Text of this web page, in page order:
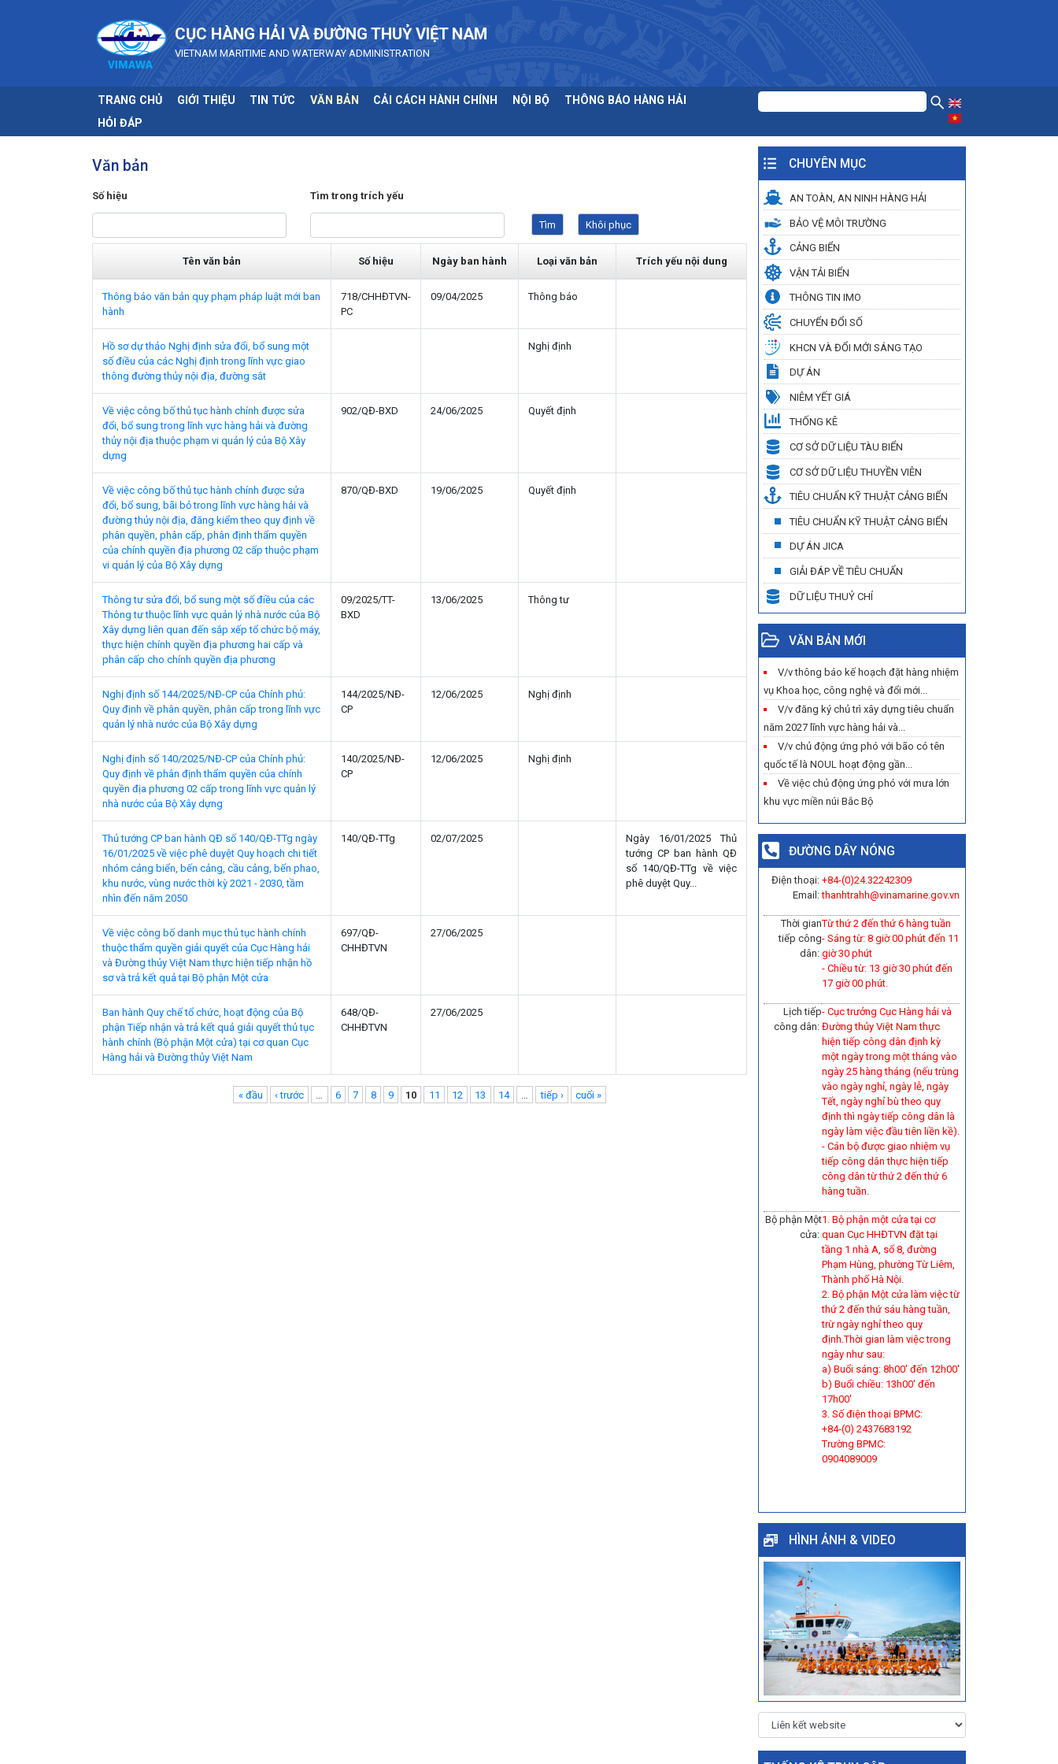
CỤC HÀNG HẢI VÀ ĐƯỜNG THUỶ VIỆT NAM
VIETNAM MARITIME AND WATERWAY ADMINISTRATION
TRANG CHỦ GIỚI THIỆU TIN TỨC VĂN BẢN CẢI CÁCH HÀNH CHÍNH NỘI BỘ
THÔNG BÁO HÀNG HẢI
HỎI ĐÁP
Văn bản
Số hiệu Tìm trong trích yếu
Tên văn bản Số hiệu Ngày ban hành Loại văn bản Trích yếu nội dung
Thông báo văn bản quy phạm pháp luật mới ban
hành
718/CHHĐTVN-
PC
09/04/2025 Thông báo
Hồ sơ dự thảo Nghị định sửa đổi, bổ sung một
số điều của các Nghị định trong lĩnh vực giao
thông đường thủy nội địa, đường sắt
Nghị định
Về việc công bố thủ tục hành chính được sửa
đổi, bổ sung trong lĩnh vực hàng hải và đường
thủy nội địa thuộc phạm vi quản lý của Bộ Xây
dựng
902/QĐ-BXD 24/06/2025 Quyết định
Về việc công bố thủ tục hành chính được sửa
đổi, bổ sung, bãi bỏ trong lĩnh vực hàng hải và
đường thủy nội địa, đăng kiểm theo quy định về
phân quyền, phân cấp, phân định thẩm quyền
của chính quyền địa phương 02 cấp thuộc phạm
vi quản lý của Bộ Xây dựng
870/QĐ-BXD 19/06/2025 Quyết định
Thông tư sửa đổi, bổ sung một số điều của các
Thông tư thuộc lĩnh vực quản lý nhà nước của Bộ
Xây dựng liên quan đến sắp xếp tổ chức bộ máy,
thực hiện chính quyền địa phương hai cấp và
phân cấp cho chính quyền địa phương
09/2025/TT-
BXD
13/06/2025 Thông tư
Nghị định số 144/2025/NĐ-CP của Chính phủ:
Quy định về phân quyền, phân cấp trong lĩnh vực
quản lý nhà nước của Bộ Xây dựng
144/2025/NĐ-
CP
12/06/2025 Nghị định
Nghị định số 140/2025/NĐ-CP của Chính phủ:
Quy định về phân định thẩm quyền của chính
quyền địa phương 02 cấp trong lĩnh vực quản lý
nhà nước của Bộ Xây dựng
140/2025/NĐ-
CP
12/06/2025 Nghị định
Thủ tướng CP ban hành QĐ số 140/QĐ-TTg ngày
16/01/2025 về việc phê duyệt Quy hoạch chi tiết
nhóm cảng biển, bến cảng, cầu cảng, bến phao,
khu nước, vùng nước thời kỳ 2021 - 2030, tầm
nhìn đến năm 2050
140/QĐ-TTg 02/07/2025
Ngày 16/01/2025 Thủ
tướng CP ban hành QĐ
số 140/QĐ-TTg về việc
phê duyệt Quy...
Về việc công bố danh mục thủ tục hành chính
thuộc thẩm quyền giải quyết của Cục Hàng hải
và Đường thủy Việt Nam thực hiện tiếp nhận hồ
sơ và trả kết quả tại Bộ phận Một cửa
697/QĐ-
CHHĐTVN
27/06/2025
Ban hành Quy chế tổ chức, hoạt động của Bộ
phận Tiếp nhận và trả kết quả giải quyết thủ tục
hành chính (Bộ phận Một cửa) tại cơ quan Cục
Hàng hải và Đường thủy Việt Nam
648/QĐ-
CHHĐTVN
27/06/2025
« đầu ‹ trước 6 7 8 9 10 11 12 13 14 tiếp › cuối »
CHUYÊN MỤC
AN TOÀN, AN NINH HÀNG HẢI
BẢO VỆ MÔI TRƯỜNG
CẢNG BIỂN
VẬN TẢI BIỂN
THÔNG TIN IMO
CHUYỂN ĐỔI SỐ
KHCN VÀ ĐỔI MỚI SÁNG TẠO
DỰ ÁN
NIÊM YẾT GIÁ
THỐNG KÊ
CƠ SỞ DỮ LIỆU TÀU BIỂN
CƠ SỞ DỮ LIỆU THUYỀN VIÊN
TIÊU CHUẨN KỸ THUẬT CẢNG BIỂN
TIÊU CHUẨN KỸ THUẬT CẢNG BIỂN
DỰ ÁN JICA
GIẢI ĐÁP VỀ TIÊU CHUẨN
DỮ LIỆU THUỶ CHÍ
VĂN BẢN MỚI
V/v thông báo kế hoạch đặt hàng nhiệm
vụ Khoa học, công nghệ và đổi mới...
V/v đăng ký chủ trì xây dựng tiêu chuẩn
năm 2027 lĩnh vực hàng hải và...
V/v chủ động ứng phó với bão có tên
quốc tế là NOUL hoạt động gần...
Về việc chủ động ứng phó với mưa lớn
khu vực miền núi Bắc Bộ
ĐƯỜNG DÂY NÓNG
Điện thoại:
Email:
+84-(0)24.32242309
thanhtrahh@vinamarine.gov.vn
Thời gian
tiếp công
dân:
Từ thứ 2 đến thứ 6 hàng tuần
- Sáng từ: 8 giờ 00 phút đến 11
giờ 30 phút
- Chiều từ: 13 giờ 30 phút đến
17 giờ 00 phút.
Lịch tiếp
công dân:
- Cục trưởng Cục Hàng hải và
Đường thủy Việt Nam thực
hiện tiếp công dân định kỳ
một ngày trong một tháng vào
ngày 25 hàng tháng (nếu trùng
vào ngày nghỉ, ngày lễ, ngày
Tết, ngày nghỉ bù theo quy
định thì ngày tiếp công dân là
ngày làm việc đầu tiên liền kề).
- Cán bộ được giao nhiệm vụ
tiếp công dân thực hiện tiếp
công dân từ thứ 2 đến thứ 6
hàng tuần.
Bộ phận Một
cửa:
1. Bộ phận một cửa tại cơ
quan Cục HHĐTVN đặt tại
tầng 1 nhà A, số 8, đường
Phạm Hùng, phường Từ Liêm,
Thành phố Hà Nội.
2. Bộ phận Một cửa làm việc từ
thứ 2 đến thứ sáu hàng tuần,
trừ ngày nghỉ theo quy
định.Thời gian làm việc trong
ngày như sau:
a) Buổi sáng: 8h00' đến 12h00'
b) Buổi chiều: 13h00' đến
17h00'
3. Số điện thoại BPMC:
+84-(0) 2437683192
Trường BPMC:
0904089009
HÌNH ẢNH & VIDEO